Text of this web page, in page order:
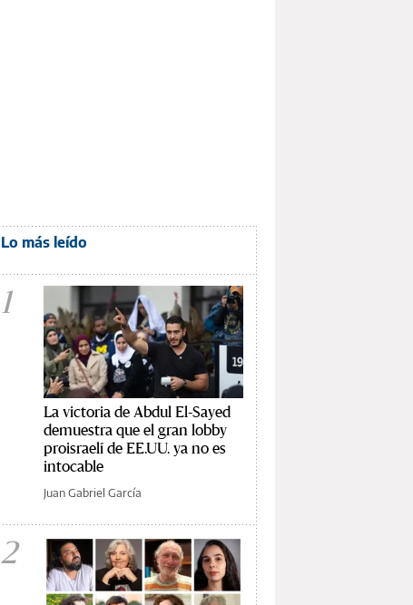
Lo más leído
1
La victoria de Abdul El-Sayed
demuestra que el gran lobby
proisraelí de EE.UU. ya no es
intocable
Juan Gabriel García
2